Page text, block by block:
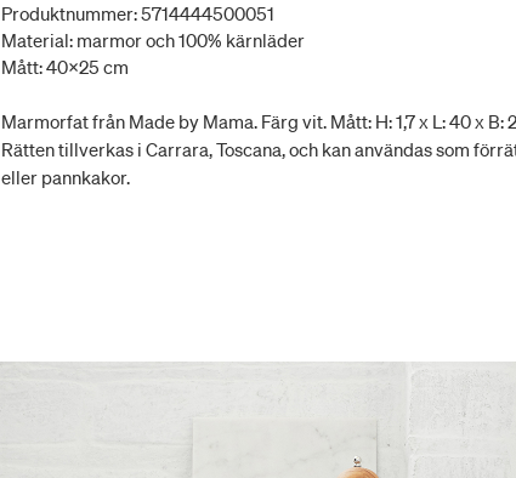
Produktnummer: 5714444500051
Material: marmor och 100% kärnläder
Mått: 40x25 cm
Marmorfat från Made by Mama. Färg vit. Mått: H: 1,7 x L: 40 x B:
Rätten tillverkas i Carrara, Toscana, och kan användas som
eller pannkakor.